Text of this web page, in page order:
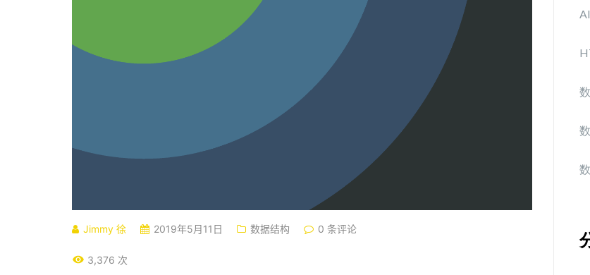
Jimmy 徐 2019年5月11日 数据结构 0 条评论
3,376 次